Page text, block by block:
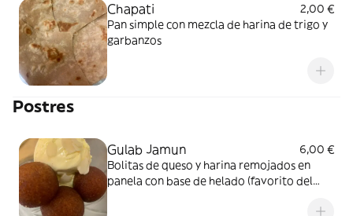
Chapati
2,00 €
Pan simple con mezcla de harina de trigo y
garbanzos
Postres
Gulab Jamun
6,00 €
Bolitas de queso y harina remojados en
panela con base de helado (favorito del